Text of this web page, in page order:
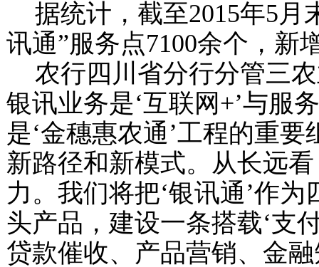
据统计，截至2015年5月
讯通”服务点7100余个，新
农行四川省分行分管三
银讯业务是‘互联网+’与服
是‘金穗惠农通’工程的重要
新路径和新模式。从长远
力。我们将把‘银讯通’作
头产品，建设一条搭载‘支
贷款催收、产品营销、金